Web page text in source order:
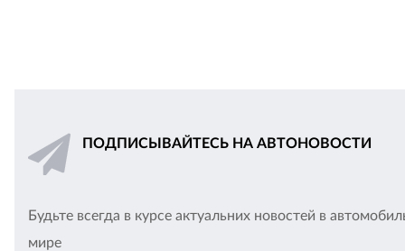
ПОДПИСЫВАЙТЕСЬ НА АВТОНОВОСТИ
Будьте всегда в курсе актуальних новостей в
мире